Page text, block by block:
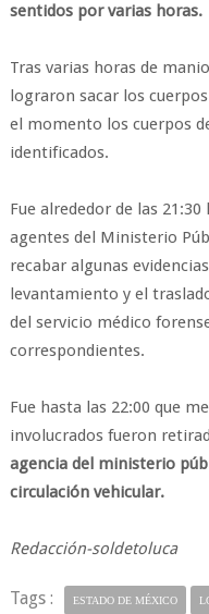
sentidos por varias horas.
Tras varias horas de
lograron sacar los
el momento los cuerpos
identificados.
Fue alrededor de las
agentes del Ministerio
recabar algunas
levantamiento y el
del servicio médico
correspondientes.
Fue hasta las 22:00 que
involucrados fueron
agencia del ministerio
circulación vehicular.
Redacción-soldetoluca
Tags : ESTADO DE MÉXICO